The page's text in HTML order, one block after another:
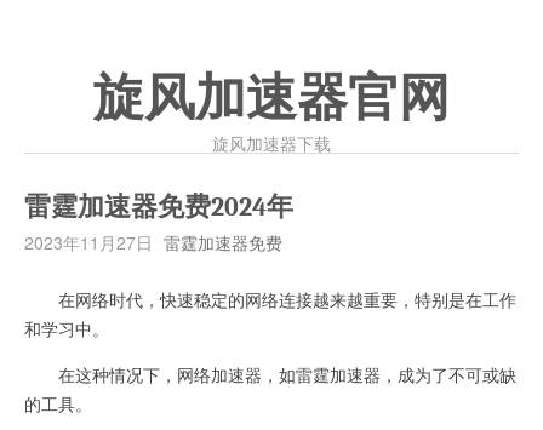
旋风加速器官网
旋风加速器下载
雷霆加速器免费2024年
2023年11月27日 雷霆加速器免费
在网络时代，快速稳定的网络连接越来越重要，特别是在工作
和学习中。
在这种情况下，网络加速器，如雷霆加速器，成为了不可或缺
的工具。